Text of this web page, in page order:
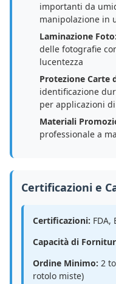
importanti da
manipolazione in
Laminazione Foto:
delle fotografie
lucentezza
Protezione Carte
identificazione
per applicazioni
Materiali
professionale a
Certificazioni e
Certificazioni: FDA,
Capacità di
Ordine Minimo: 2
rotolo miste)